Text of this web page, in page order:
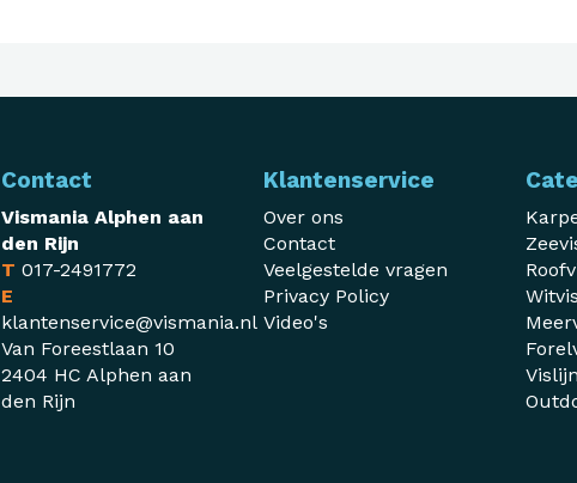
Contact
Vismania Alphen aan
den Rijn
T 017-2491772
E
klantenservice@vismania.nl
Van Foreestlaan 10
2404 HC Alphen aan
den Rijn
Klantenservice
Over ons
Contact
Veelgestelde vragen
Privacy Policy
Video's